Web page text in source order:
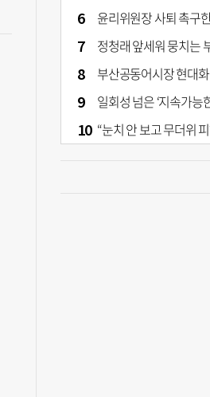
윤리위원장 사퇴 촉구한 조경태 “한
정청래 앞세워 뭉치는 부산 친노…전대 결과가 부
부산공동어시장 현대화 사업 현
일회성 넘은 ‘지속가능한 문화 도시’ 원동력은
“눈치 안 보고 무더위 피하세요” 문